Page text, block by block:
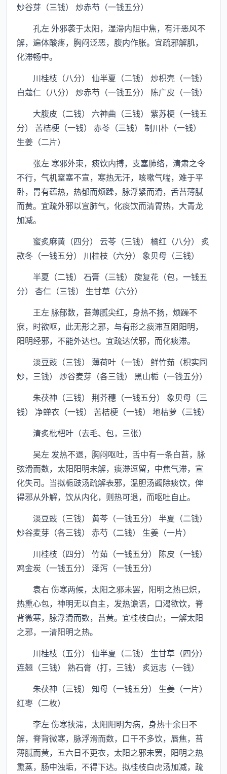
炒谷芽（三钱） 炒赤芍（一钱五分）
孔左 外邪袭于太阳，湿滞内阻中焦，有汗恶风不
解，遍体酸疼，胸闷泛恶，腹内作胀。宜疏邪解肌，
化滞畅中。
川桂枝（八分） 仙半夏（二钱） 炒枳壳（一钱）
白蔻仁（八分） 炒赤芍（一钱五分） 陈广皮（一钱）
大腹皮（二钱） 六神曲（三钱） 紫苏梗（一钱五
分） 苦桔梗（一钱） 赤苓（三钱） 制川朴（一钱）
生姜（二片）
张左 寒邪外束，痰饮内搏，支塞肺络，清肃之令
不行，气机窒塞不宣，寒热无汗，咳嗽气喘，难于平
卧，胃有蕴热，热郁而烦躁，脉浮紧而滑，舌苔薄腻
而黄。宜疏外邪以宣肺气，化痰饮而清胃热，大青龙
加减。
蜜炙麻黄（四分） 云苓（三钱） 橘红（八分） 炙
款冬（一钱五分） 川桂枝（六分） 象贝母（三钱）
半夏（二钱） 石膏（三钱） 旋复花（包，一钱五
分） 杏仁（三钱） 生甘草（六分）
王左 脉郁数，苔薄腻尖红，身热不扬，烦躁不
寐，时欲呕，此无形之邪，与有形之痰滞互阻阳明，
阳明经邪，不能外达也。宜疏达伏邪，而化痰滞。
淡豆豉（三钱） 薄荷叶（一钱） 鲜竹茹（枳实同
炒，三钱） 炒谷麦芽（各三钱） 黑山栀（一钱五分）
朱茯神（三钱） 荆芥穗（一钱五分） 象贝母（三
钱） 净蝉衣（一钱） 苦桔梗（一钱） 地枯萝（三钱）
清炙枇杷叶（去毛、包，三张）
吴左 发热不退，胸闷呕吐，舌中有一条白苔，脉
弦滑而数，太阳阳明未解，痰滞逗留，中焦气滞，宣
化失司。当拟栀豉汤疏解表邪，温胆汤蠲除痰饮，俾
得邪从外解，饮从内化，则热可退，而呕吐自止。
淡豆豉（三钱） 黄芩（一钱五分） 半夏（二钱）
炒谷麦芽（各三钱） 赤芍（二钱） 生姜（一片）
川桂枝（四分） 竹茹（一钱五分） 陈皮（一钱）
鸡金炭（一钱五分） 泽泻（一钱五分）
袁右 伤寒两候，太阳之邪未罢，阳明之热已炽，
热熏心包，神明无以自主，发热谵语，口渴欲饮，脊
背微寒，脉浮滑而数，苔黄。宜桂枝白虎，一解太阳
之邪，一清阳明之热。
川桂枝（五分） 仙半夏（二钱） 生甘草（四分）
连翘（三钱） 熟石膏（打，三钱） 炙远志（一钱）
朱茯神（三钱） 知母（一钱五分） 生姜（一片）
红枣（二枚）
李左 伤寒挟滞，太阳阳明为病，身热十余日不
解，脊背微寒，脉浮滑而数，口干不多饮，唇焦，苔
薄腻而黄，五六日不更衣，太阳之邪未罢，阳明之热
熏蒸，肠中浊垢，不得下达。拟桂枝白虎汤加减，疏